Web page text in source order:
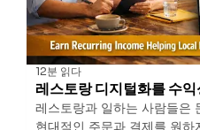
12분 읽다
레스토랑 디지털화를 수
레스토랑과 일하는 사람들은
현대적인 주문과 결제를 원하